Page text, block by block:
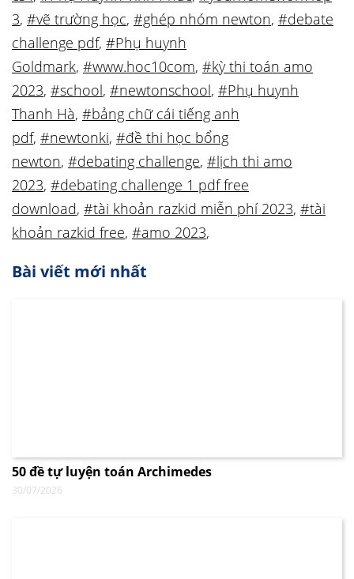
3, #vẽ trường học, #ghép nhóm newton, #debate
challenge pdf, #Phụ huynh
Goldmark, #www.hoc10com, #kỳ thi toán amo
2023, #school, #newtonschool, #Phụ huynh
Thanh Hà, #bảng chữ cái tiếng anh
pdf, #newtonki, #đề thi học bổng
newton, #debating challenge, #lịch thi amo
2023, #debating challenge 1 pdf free
download, #tài khoản razkid miễn phí 2023, #tài
khoản razkid free, #amo 2023,
Bài viết mới nhất
50 đề tự luyện toán Archimedes
30/07/2026